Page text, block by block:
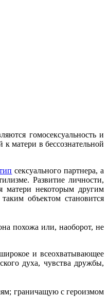
гомосексуальность и
к матери в бессознательной
сексуального партнера, а
Развитие личности,
матери некоторым другим
объектом становится
похожа или, наоборот, не
и всеохватывающее
духа, чувства дружбы,
граничащую с героизмом